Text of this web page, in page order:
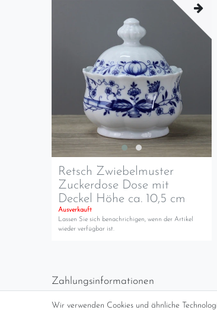
Retsch Zwiebelmuster
Zuckerdose Dose mit
Deckel Höhe ca. 10,5 cm
Ausverkauft
Lassen Sie sich benachrichigen, wenn der Artikel
wieder verfügbar ist.
Wir verwenden Cookies und ähnliche
Zahlungsinformationen